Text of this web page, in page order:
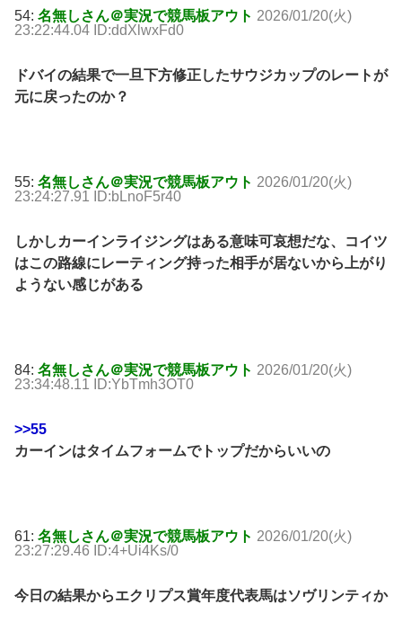
54: 名無しさん＠実況で競馬板アウト 2026/01/20(火)
23:22:44.04 ID:ddXlwxFd0
ドバイの結果で一旦下方修正したサウジカップのレートが
元に戻ったのか？
55: 名無しさん＠実況で競馬板アウト 2026/01/20(火)
23:24:27.91 ID:bLnoF5r40
しかしカーインライジングはある意味可哀想だな、コイツ
はこの路線にレーティング持った相手が居ないから上がり
ようない感じがある
84: 名無しさん＠実況で競馬板アウト 2026/01/20(火)
23:34:48.11 ID:YbTmh3OT0
>>55
カーインはタイムフォームでトップだからいいの
61: 名無しさん＠実況で競馬板アウト 2026/01/20(火)
23:27:29.46 ID:4+Ui4Ks/0
今日の結果からエクリプス賞年度代表馬はソヴリンティか